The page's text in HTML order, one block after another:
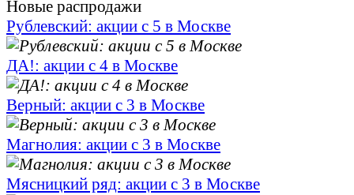
Новые распродажи
Рублевский: акции с 5 в Москве
ДА!: акции с 4 в Москве
Верный: акции с 3 в Москве
Магнолия: акции с 3 в Москве
Мясницкий ряд: акции с 3 в Москве